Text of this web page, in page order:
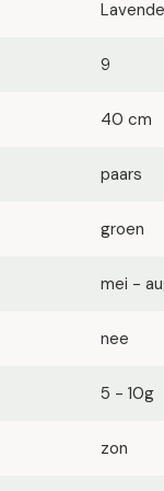
9
40 cm
paars
groen
mei -
nee
5 - 10g
zon